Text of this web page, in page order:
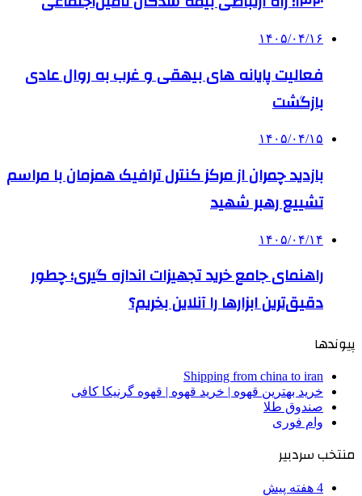
۱۴۰۵/۰۴/۱۶
فعالیت پایانه های بیهقی و غرب به روال عادی
بازگشت
۱۴۰۵/۰۴/۱۵
بازدید چمران از مرکز کنترل ترافیک همزمان با مراسم
تشییع رهبر شهید
۱۴۰۵/۰۴/۱۴
راهنمای جامع خرید تجهیزات اندازه گیری؛ چطور
دقیق‌ترین ابزارها را آنلاین بخریم؟
پیوندها
Shipping from china to iran
خرید بهترین قهوه | خرید قهوه | قهوه گرنیکا کافی
صندوق طلا
وام فوری
منتخب سردبیر
4 هفته پیش